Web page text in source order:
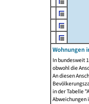
Wohnungen
In bundesweit
obwohl die
An diesen
in der Tabelle
Abweichungen